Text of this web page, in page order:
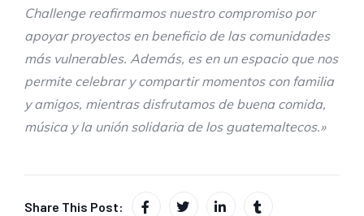
Challenge reafirmamos nuestro compromiso por
apoyar proyectos en beneficio de las comunidades
más vulnerables. Además, es en un espacio que nos
permite celebrar y compartir momentoscon familia
y amigos, mientras disfrutamos de buena comida,
música yla unión solidaria de los guatemaltecos.»
Share This Post: